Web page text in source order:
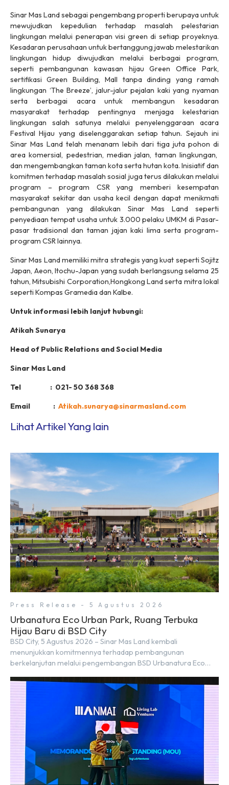
Sinar Mas Land sebagai pengembang properti berupaya untuk
mewujudkan kepedulian terhadap masalah pelestarian
lingkungan melalui penerapan visi green di setiap proyeknya.
Kesadaran perusahaan untuk bertanggung jawab melestarikan
lingkungan hidup diwujudkan melalui berbagai program,
seperti pembangunan kawasan hijau Green Office Park,
sertifikasi Green Building, Mall tanpa dinding yang ramah
lingkungan ‘The Breeze’, jalur-jalur pejalan kaki yang nyaman
serta berbagai acara untuk membangun kesadaran
masyarakat terhadap pentingnya menjaga kelestarian
lingkungan salah satunya melalui penyelenggaraan acara
Festival Hijau yang diselenggarakan setiap tahun. Sejauh ini
Sinar Mas Land telah menanam lebih dari tiga juta pohon di
area komersial, pedestrian, median jalan, taman lingkungan,
dan mengembangkan taman kota serta hutan kota. Inisiatif dan
komitmen terhadap masalah sosial juga terus dilakukan melalui
program – program CSR yang memberi kesempatan
masyarakat sekitar dan usaha kecil dengan dapat menikmati
pembangunan yang dilakukan Sinar Mas Land seperti
penyediaan tempat usaha untuk 3.000 pelaku UMKM di Pasar-
pasar tradisional dan taman jajan kaki lima serta program-
program CSR lainnya.
Sinar Mas Land memiliki mitra strategis yang kuat seperti Sojitz
Japan, Aeon, Itochu-Japan yang sudah berlangsung selama 25
tahun, Mitsubishi Corporation,Hongkong Land serta mitra lokal
seperti Kompas Gramedia dan Kalbe.
Untuk informasi lebih lanjut hubungi:
Atikah Sunarya
Head of Public Relations and Social Media
Sinar Mas Land
Tel : 021- 50 368 368
Email : Atikah.sunarya@sinarmasland.com
Lihat Artikel Yang lain
Press Release - 5 Agustus 2026
Urbanatura Eco Urban Park, Ruang Terbuka
Hijau Baru di BSD City
BSD City, 5 Agustus 2026 – Sinar Mas Land kembali
menunjukkan komitmennya terhadap pembangunan
berkelanjutan melalui pengembangan BSD Urbanatura Eco
jalur sungai sepanjang 1,5 km yang dikelilingi lanskap tropis
Pathway. Transformasi ini merupakan bagian dari upaya
perusahaan untuk […]